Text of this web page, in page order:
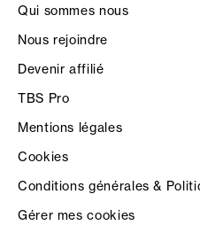
Qui sommes nous
Nous rejoindre
Devenir affilié
TBS Pro
Mentions légales
Cookies
Conditions générales &
Gérer mes cookies